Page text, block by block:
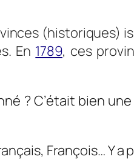
(historiques)
En 1789, ces
? C’était bien
François… Y